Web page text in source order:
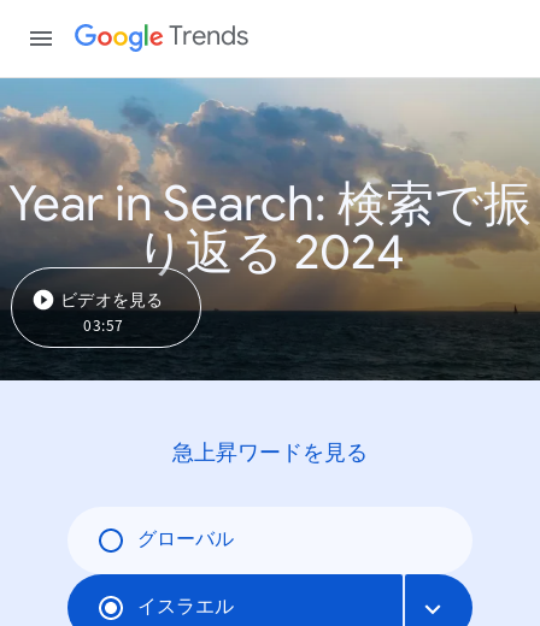
Trends
Year in Search: 検索で振
り返る 2024
ビデオを見る
03:57
急上昇ワードを見る
グローバル
イスラエル